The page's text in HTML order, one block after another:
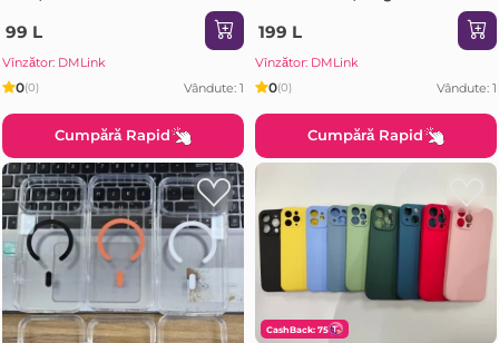
99 L
Vînzător: DMLink
0(0) Vândute: 1
Cumpără Rapid
199 L
Vînzător: DMLink
0(0) Vândute: 1
Cumpără Rapid
CashBack: 75